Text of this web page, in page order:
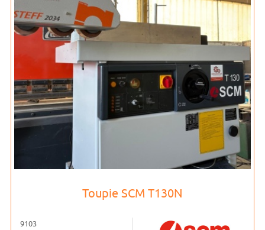
Toupie SCM T130N
9103